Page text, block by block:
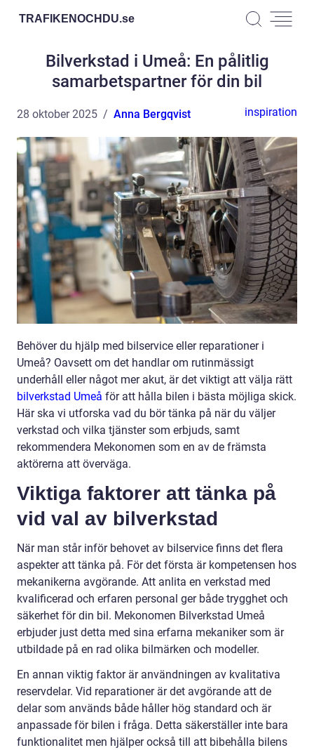
TRAFIKENOCHDU.se
Bilverkstad i Umeå: En pålitlig
samarbetspartner för din bil
28 oktober 2025 Anna Bergqvist inspiration
Behöver du hjälp med bilservice eller reparationer i
Umeå? Oavsett om det handlar om rutinmässigt
underhåll eller något mer akut, är det viktigt att välja rätt
bilverkstad Umeå för att hålla bilen i bästa möjliga skick.
Här ska vi utforska vad du bör tänka på när du väljer
verkstad och vilka tjänster som erbjuds, samt
rekommendera Mekonomen som en av de främsta
aktörerna att överväga.
Viktiga faktorer att tänka på
vid val av bilverkstad
När man står inför behovet av bilservice finns det flera
aspekter att tänka på. För det första är kompetensen hos
mekanikerna avgörande. Att anlita en verkstad med
kvalificerad och erfaren personal ger både trygghet och
säkerhet för din bil. Mekonomen Bilverkstad Umeå
erbjuder just detta med sina erfarna mekaniker som är
utbildade på en rad olika bilmärken och modeller.
En annan viktig faktor är användningen av kvalitativa
reservdelar. Vid reparationer är det avgörande att de
delar som används både håller hög standard och är
anpassade för bilen i fråga. Detta säkerställer inte bara
funktionalitet men hjälper också till att bibehålla bilens